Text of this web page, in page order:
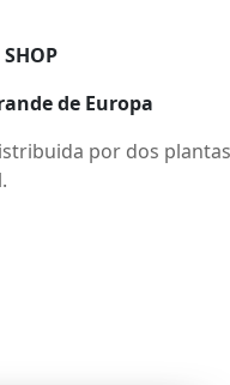
de Europa
por dos